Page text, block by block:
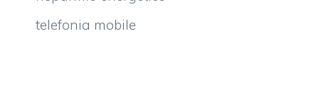
telefonia mobile